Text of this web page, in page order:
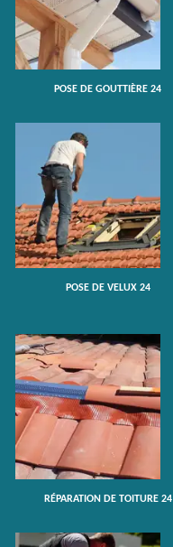
POSE DE GOUTTIÈRE 24
POSE DE VELUX 24
RÉPARATION DE TOITURE 24